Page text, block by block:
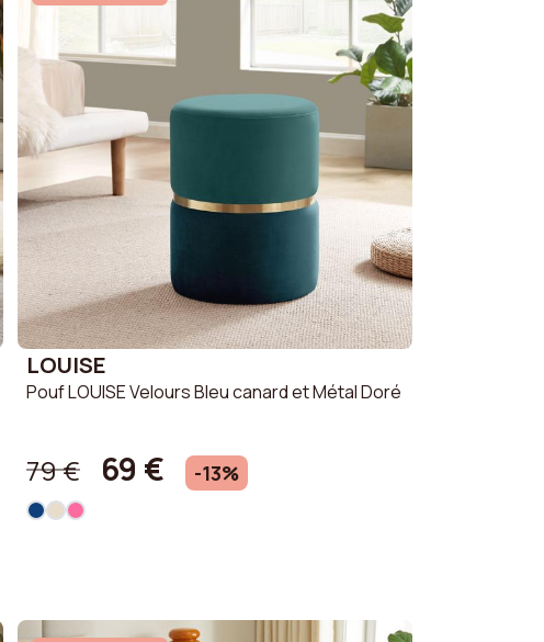
en lin
velours côtelé
en bouclette
Canapé Orange
LOUISE
Pouf LOUISE Velours Bleu canard et Métal Doré
79 € 69 € -13%